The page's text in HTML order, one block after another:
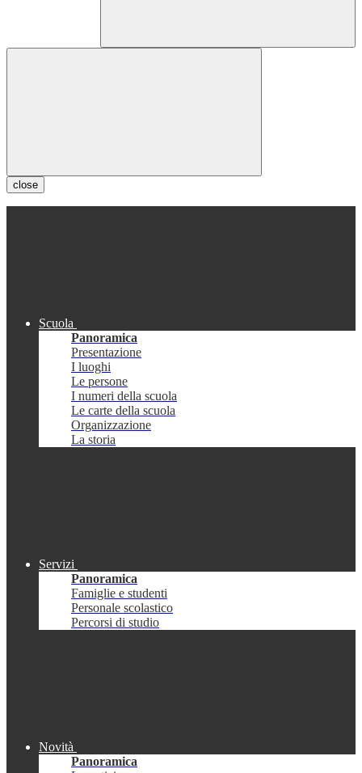
close
Scuola
Panoramica
Presentazione
I luoghi
Le persone
I numeri della scuola
Le carte della scuola
Organizzazione
La storia
Servizi
Panoramica
Famiglie e studenti
Personale scolastico
Percorsi di studio
Novità
Panoramica